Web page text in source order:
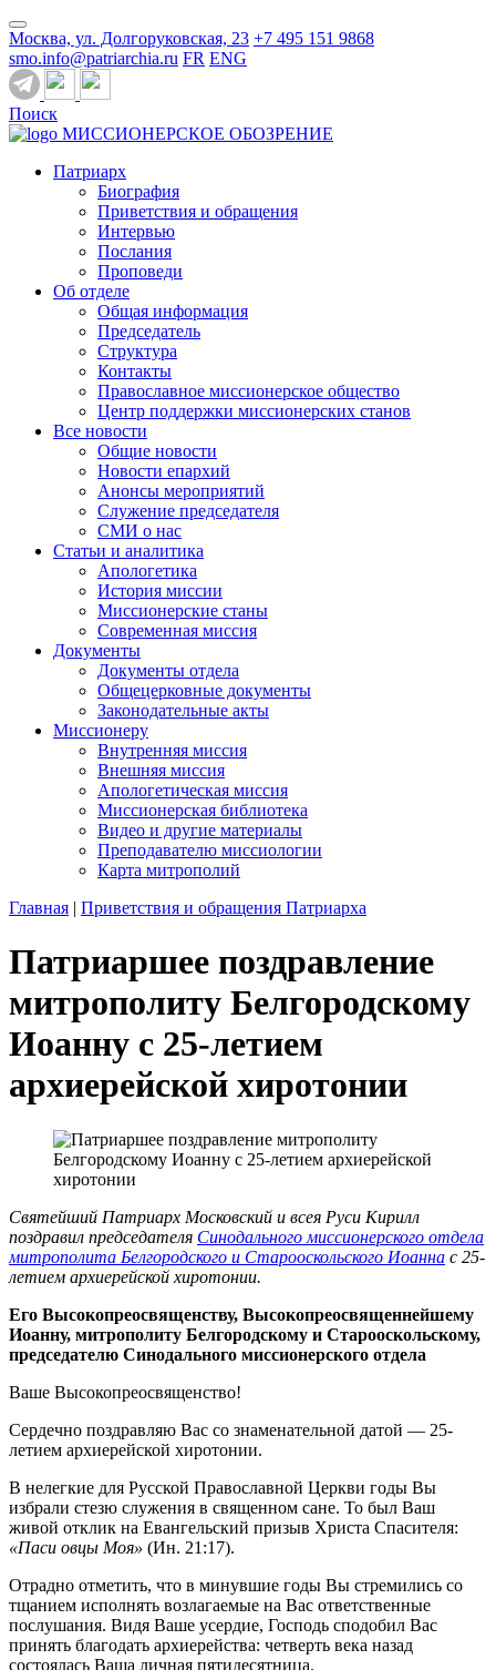
Москва, ул. Долгоруковская, 23 +7 495 151 9868
smo.info@patriarchia.ru FR ENG
Поиск
МИССИОНЕРСКОЕ ОБОЗРЕНИЕ
Патриарх
Биография
Приветствия и обращения
Интервью
Послания
Проповеди
Об отделе
Общая информация
Председатель
Структура
Контакты
Православное миссионерское общество
Центр поддержки миссионерских станов
Все новости
Общие новости
Новости епархий
Анонсы мероприятий
Служение председателя
СМИ о нас
Статьи и аналитика
Апологетика
История миссии
Миссионерские станы
Современная миссия
Документы
Документы отдела
Общецерковные документы
Законодательные акты
Миссионеру
Внутренняя миссия
Внешняя миссия
Апологетическая миссия
Миссионерская библиотека
Видео и другие материалы
Преподавателю миссиологии
Карта митрополий
Главная | Приветствия и обращения Патриарха
Патриаршее поздравление
митрополиту Белгородскому
Иоанну с 25-летием
архиерейской хиротонии
Святейший Патриарх Московский и всея Руси Кирилл
поздравил председателя Синодального миссионерского отдела
митрополита Белгородского и Старооскольского Иоанна с 25-
летием архиерейской хиротонии.
Его Высокопреосвященству, Высокопреосвященнейшему
Иоанну, митрополиту Белгородскому и Старооскольскому,
председателю Синодального миссионерского отдела
Ваше Высокопреосвященство!
Сердечно поздравляю Вас со знаменательной датой — 25-
летием архиерейской хиротонии.
В нелегкие для Русской Православной Церкви годы Вы
избрали стезю служения в священном сане. То был Ваш
живой отклик на Евангельский призыв Христа Спасителя:
«Паси овцы Моя» (Ин. 21:17).
Отрадно отметить, что в минувшие годы Вы стремились со
тщанием исполнять возлагаемые на Вас ответственные
послушания. Видя Ваше усердие, Господь сподобил Вас
принять благодать архиерейства: четверть века назад
состоялась Ваша личная пятидесятница.